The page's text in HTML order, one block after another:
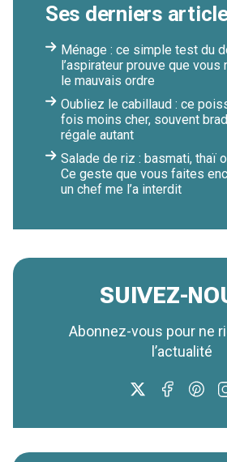
Ses derniers
Ménage : ce simple test du
l’aspirateur prouve que
le mauvais ordre
Oubliez le cabillaud : ce
fois moins cher, souvent
régale autant
Salade de riz : basmati, thaï
Ce geste que vous faites
un chef me l’a interdit
SUIVEZ-
Abonnez-vous pour ne
l’actualité